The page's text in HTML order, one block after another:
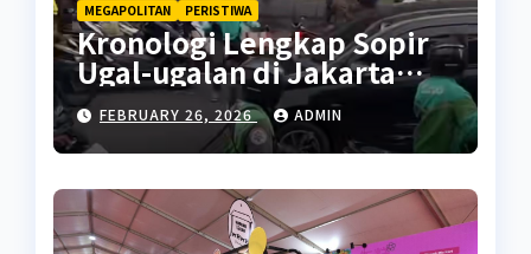
MEGAPOLITAN PERISTIWA
Kronologi Lengkap Sopir
Ugal-ugalan di Jakarta
Pusat
FEBRUARY 26, 2026 ADMIN